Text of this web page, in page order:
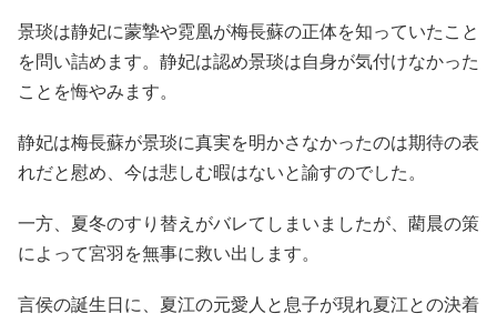
景琰は静妃に蒙摯や霓凰が梅長蘇の正体を知っていたこと
を問い詰めます。静妃は認め景琰は自身が気付けなかった
ことを悔やみます。
静妃は梅長蘇が景琰に真実を明かさなかったのは期待の表
れだと慰め、今は悲しむ暇はないと諭すのでした。
一方、夏冬のすり替えがバレてしまいましたが、藺晨の策
によって宮羽を無事に救い出します。
言侯の誕生日に、夏江の元愛人と息子が現れ夏江との決着